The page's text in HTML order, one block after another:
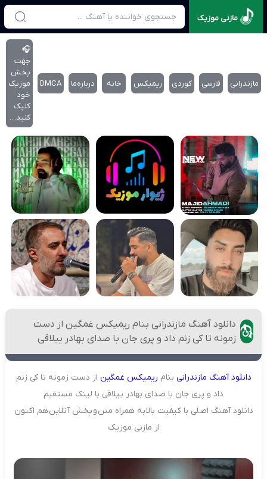
مازنی موزیک
مازندرانی فارسی کوردی ریمیکس خانه درباره‌‌ما DMCA
🎧
جهت
پخش
موزیک
خود
کلیک
کنید…
دانلود آهنگ مازندرانی بنام ریمیکس غمگین از دست
زمونه تا کی زنم داد و پری جان با صدای بهادر ییلاقی
دانلودآهنگ مازندرانی بنام ریمیکس غمگین از دست زمونه تا کی زنم
داد و پری جان با صدای بهادر ییلاقی با لینک مستقیم
دانلود آهنگ اصلی با کیفیت بالا به همراه متن و پخش آنلاین هم اکنون
از مازنی موزیک